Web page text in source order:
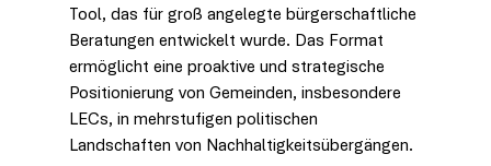
Tool, das für groß angelegte bürgerschaftliche
Beratungen entwickelt wurde. Das Format
ermöglicht eine proaktive und strategische
Positionierung von Gemeinden, insbesondere
LECs, in mehrstufigen politischen
Landschaften von Nachhaltigkeitsübergängen.